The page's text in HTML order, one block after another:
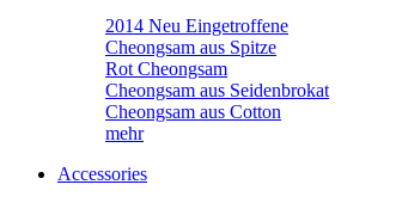
2014 Neu Eingetroffene
Cheongsam aus Spitze
Rot Cheongsam
Cheongsam aus Seidenbrokat
Cheongsam aus Cotton
mehr
Accessories